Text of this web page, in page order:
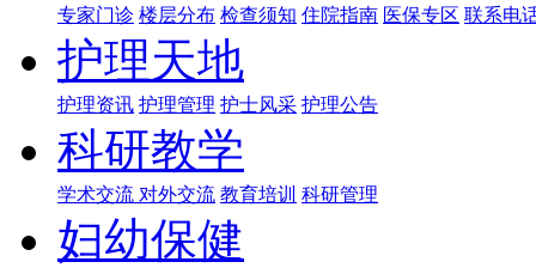
专家门诊 楼层分布 检查须知 住院指南 医保专区 联系电
护理天地
护理资讯 护理管理 护士风采 护理公告
科研教学
学术交流 对外交流 教育培训 科研管理
妇幼保健